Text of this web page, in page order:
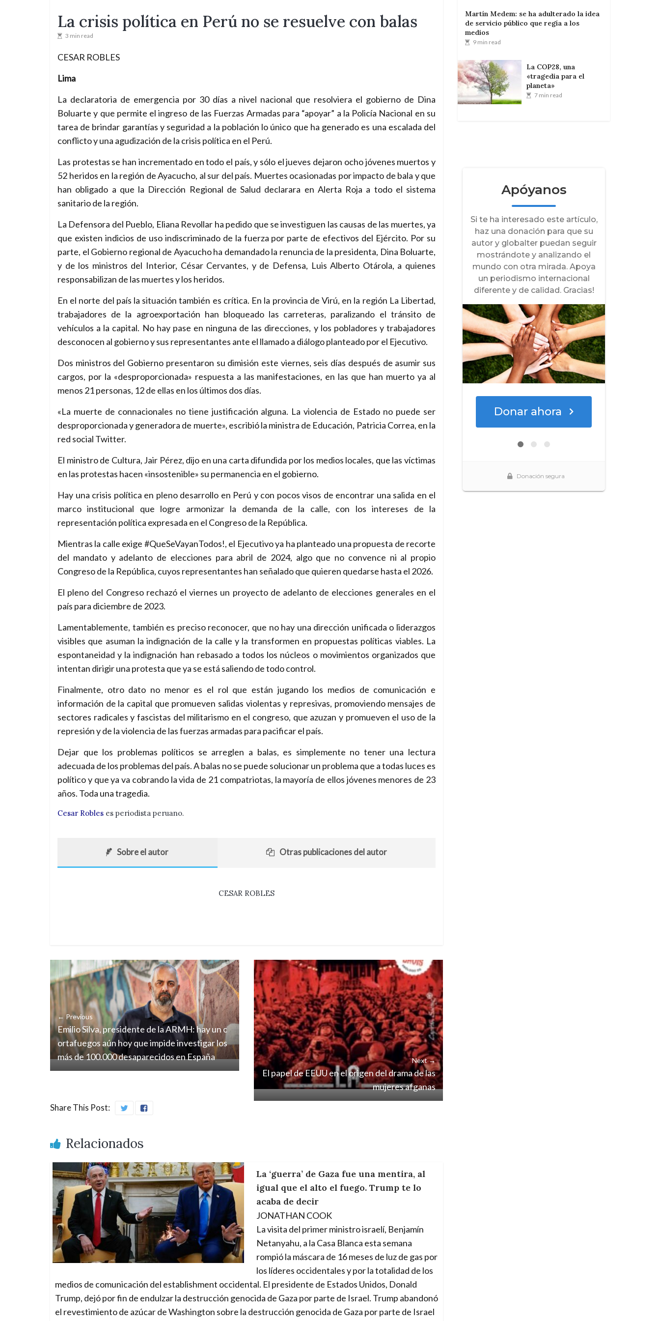
l
p
n
m
u
n
o
e
n
m
T
h
e
n
e
i
t
e
i
o
n
l
m
e
d
f
o
r
a
c
h
a
n
i
n
g
La crisis política en Perú no se resuelve con balas
3 min read
CESAR ROBLES
Lima
La declaratoria de emergencia por 30 días a nivel nacional que resolviera el gobierno de Dina
Boluarte y que permite el ingreso de las Fuerzas Armadas para “apoyar” a la Policía Nacional en su
tarea de brindar garantías y seguridad a la población lo único que ha generado es una escalada del
conflicto y una agudización de la crisis política en el Perú.
Las protestas se han incrementado en todo el país, y sólo el jueves dejaron ocho jóvenes muertos y
52 heridos en la región de Ayacucho, al sur del país. Muertes ocasionadas por impacto de bala y que
han obligado a que la Dirección Regional de Salud declarara en Alerta Roja a todo el sistema
sanitario de la región.
La Defensora del Pueblo, Eliana Revollar ha pedido que se investiguen las causas de las muertes, ya
que existen indicios de uso indiscriminado de la fuerza por parte de efectivos del Ejército. Por su
parte, el Gobierno regional de Ayacucho ha demandado la renuncia de la presidenta, Dina Boluarte,
y de los ministros del Interior, César Cervantes, y de Defensa, Luis Alberto Otárola, a quienes
responsabilizan de las muertes y los heridos.
En el norte del país la situación también es crítica. En la provincia de Virú, en la región La Libertad,
trabajadores de la agroexportación han bloqueado las carreteras, paralizando el tránsito de
vehículos a la capital. No hay pase en ninguna de las direcciones, y los pobladores y trabajadores
desconocen al gobierno y sus representantes ante el llamado a diálogo planteado por el Ejecutivo.
Dos ministros del Gobierno presentaron su dimisión este viernes, seis días después de asumir sus
cargos, por la «desproporcionada» respuesta a las manifestaciones, en las que han muerto ya al
menos 21 personas, 12 de ellas en los últimos dos días.
«La muerte de connacionales no tiene justificación alguna. La violencia de Estado no puede ser
desproporcionada y generadora de muerte», escribió la ministra de Educación, Patricia Correa, en la
red social Twitter.
El ministro de Cultura, Jair Pérez, dijo en una carta difundida por los medios locales, que las víctimas
en las protestas hacen «insostenible» su permanencia en el gobierno.
Hay una crisis política en pleno desarrollo en Perú y con pocos visos de encontrar una salida en el
marco institucional que logre armonizar la demanda de la calle, con los intereses de la
representación política expresada en el Congreso de la República.
Mientras la calle exige #QueSeVayanTodos!, el Ejecutivo ya ha planteado una propuesta de recorte
del mandato y adelanto de elecciones para abril de 2024, algo que no convence ni al propio
Congreso de la República, cuyos representantes han señalado que quieren quedarse hasta el 2026.
El pleno del Congreso rechazó el viernes un proyecto de adelanto de elecciones generales en el
país para diciembre de 2023.
Lamentablemente, también es preciso reconocer, que no hay una dirección unificada o liderazgos
visibles que asuman la indignación de la calle y la transformen en propuestas políticas viables. La
espontaneidad y la indignación han rebasado a todos los núcleos o movimientos organizados que
intentan dirigir una protesta que ya se está saliendo de todo control.
Finalmente, otro dato no menor es el rol que están jugando los medios de comunicación e
información de la capital que promueven salidas violentas y represivas, promoviendo mensajes de
sectores radicales y fascistas del militarismo en el congreso, que azuzan y promueven el uso de la
represión y de la violencia de las fuerzas armadas para pacificar el país.
Dejar que los problemas políticos se arreglen a balas, es simplemente no tener una lectura
adecuada de los problemas del país. A balas no se puede solucionar un problema que a todas luces es
político y que ya va cobrando la vida de 21 compatriotas, la mayoría de ellos jóvenes menores de 23
años. Toda una tragedia.
Cesar Robles es periodista peruano.
Sobre el autor Otras publicaciones del autor
CESAR ROBLES
← Previous
Emilio Silva, presidente de la ARMH: hay un c
ortafuegos aún hoy que impide investigar los
más de 100.000 desaparecidos en España
Next →
El papel de EEUU en el origen del drama de las
mujeres afganas
Share This Post:
Relacionados
La ‘guerra’ de Gaza fue una mentira, al
igual que el alto el fuego. Trump te lo
acaba de decir
JONATHAN COOK
La visita del primer ministro israelí, Benjamín
Netanyahu, a la Casa Blanca esta semana
rompió la máscara de 16 meses de luz de gas por
los líderes occidentales y por la totalidad de los
medios de comunicación del establishment occidental. El presidente de Estados Unidos, Donald
Trump, dejó por fin de endulzar la destrucción genocida de Gaza por parte de Israel. Trump abandonó
el revestimiento de azúcar de Washington sobre la destrucción genocida de Gaza por parte de Israel
Martín Medem: se ha adulterado la idea
de servicio público que regía a los
medios
9 min read
La COP28, una
«tragedia para el
planeta»
7 min read